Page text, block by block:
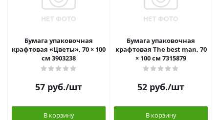
Бумага упаковочная
крафтовая «Цветы», 70 × 100
см 3903238
57 руб./шт
В корзину
Бумага упаковочная
крафтовая The best man, 70
× 100 см 7315879
52 руб./шт
В корзину